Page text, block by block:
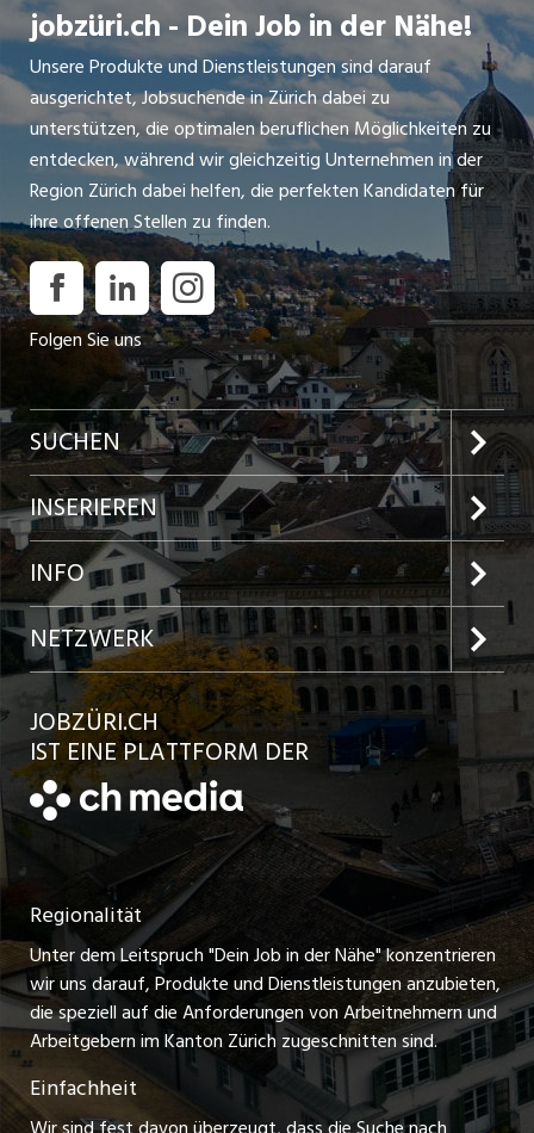
jobzüri.ch - Dein Job in der Nähe!
Unsere Produkte und Dienstleistungen sind darauf
ausgerichtet, Jobsuchende in Zürich dabei zu
unterstützen, die optimalen beruflichen Möglichkeiten zu
entdecken, während wir gleichzeitig Unternehmen in der
Region Zürich dabei helfen, die perfekten Kandidaten für
ihre offenen Stellen zu finden.
Folgen Sie uns
SUCHEN
Jobs im Kanton Zürich
Jobs in der Stadt Zürich
Jobs in der Stadt Winterthur
Jobs in der Stadt Bülach
Jobs in der Stadt Uster
Jobs in der Stadt Horgen
Festanstellungen
Temporäre Jobs
Freelance Jobs
Praktikum-Jobs
Lehrstellen
Ferienjobs
INSERIEREN
Preise und Leistungen
Inserat aufgeben
Kundenlogin
Schnittstelle
INFO
Team
Ratgeber
AGB
Datenschutzerklärung
Nutzungsbedingungen
Impressum
Stellenmeldepflicht
NETZWERK
jobbasel.ch
jobbern.ch
jobmittelland.ch
zentraljob.ch
myjob.ch
schaffu.ch (VS)
ajourjob.ch
JOBZÜRI.CH
IST EINE PLATTFORM DER
Regionalität
Unter dem Leitspruch "Dein Job in der Nähe" konzentrieren
wir uns darauf, Produkte und Dienstleistungen anzubieten,
die speziell auf die Anforderungen von Arbeitnehmern und
Arbeitgebern im Kanton Zürich zugeschnitten sind.
Einfachheit